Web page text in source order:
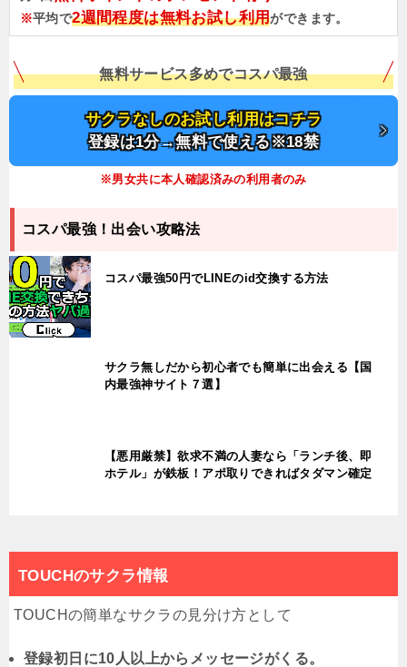
※平均で2週間程度は無料お試し利用ができます。
無料サービス多めでコスパ最強
サクラなしのお試し利用はコチラ
登録は1分→無料で使える※18禁
※男女共に本人確認済みの利用者のみ
コスパ最強！出会い攻略法
コスパ最強50円でLINEのid交換する方法
サクラ無しだから初心者でも簡単に出会える【国
内最強神サイト７選】
【悪用厳禁】欲求不満の人妻なら「ランチ後、即
ホテル」が鉄板！アポ取りできればタダマン確定
TOUCHのサクラ情報
TOUCHの簡単なサクラの見分け方として
登録初日に10人以上からメッセージがくる。